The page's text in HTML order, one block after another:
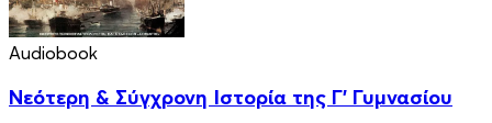
Audiobook
Νεότερη & Σύγχρονη Ιστορία της Γ' Γυμνασίου